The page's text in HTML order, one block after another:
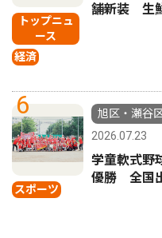
トップニュ
ース
経済
舗新装 生
6
スポーツ
旭区・瀬谷
2026.07.23
学童軟式野
優勝 全国